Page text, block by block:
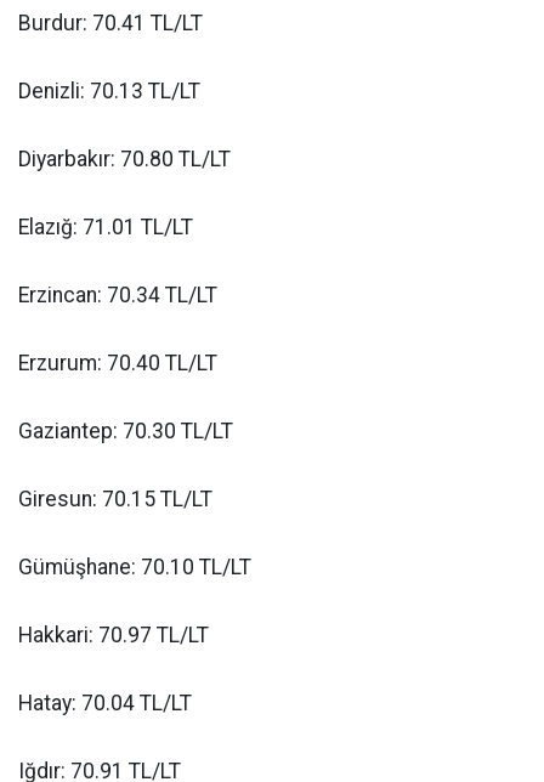
Burdur: 70.41 TL/LT
Denizli: 70.13 TL/LT
Diyarbakır: 70.80 TL/LT
Elazığ: 71.01 TL/LT
Erzincan: 70.34 TL/LT
Erzurum: 70.40 TL/LT
Gaziantep: 70.30 TL/LT
Giresun: 70.15 TL/LT
Gümüşhane: 70.10 TL/LT
Hakkari: 70.97 TL/LT
Hatay: 70.04 TL/LT
Iğdır: 70.91 TL/LT